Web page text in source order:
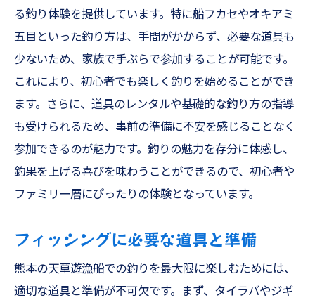
る釣り体験を提供しています。特に船フカセやオキアミ
五目といった釣り方は、手間がかからず、必要な道具も
少ないため、家族で手ぶらで参加することが可能です。
これにより、初心者でも楽しく釣りを始めることができ
ます。さらに、道具のレンタルや基礎的な釣り方の指導
も受けられるため、事前の準備に不安を感じることなく
参加できるのが魅力です。釣りの魅力を存分に体感し、
釣果を上げる喜びを味わうことができるので、初心者や
ファミリー層にぴったりの体験となっています。
フィッシングに必要な道具と準備
熊本の天草遊漁船での釣りを最大限に楽しむためには、
適切な道具と準備が不可欠です。まず、タイラバやジギ